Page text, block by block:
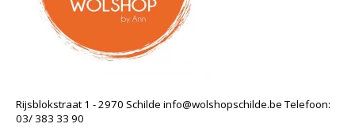
Rijsblokstraat 1 - 2970 Schilde info@wolshopschilde.beTelefoon:
03/ 383 33 90